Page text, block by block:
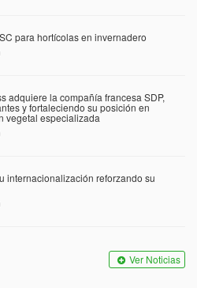
para hortícolas en invernadero
adquiere la compañía francesa SDP,
y fortaleciendo su posición en
vegetal especializada
internacionalización reforzando su
Ver Noticias